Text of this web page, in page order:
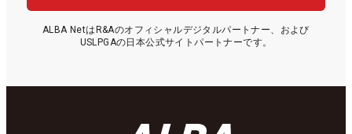
ALBA NetはR&Aのオフィシャルデジタルパートナー、および
USLPGAの日本公式サイトパートナーです。